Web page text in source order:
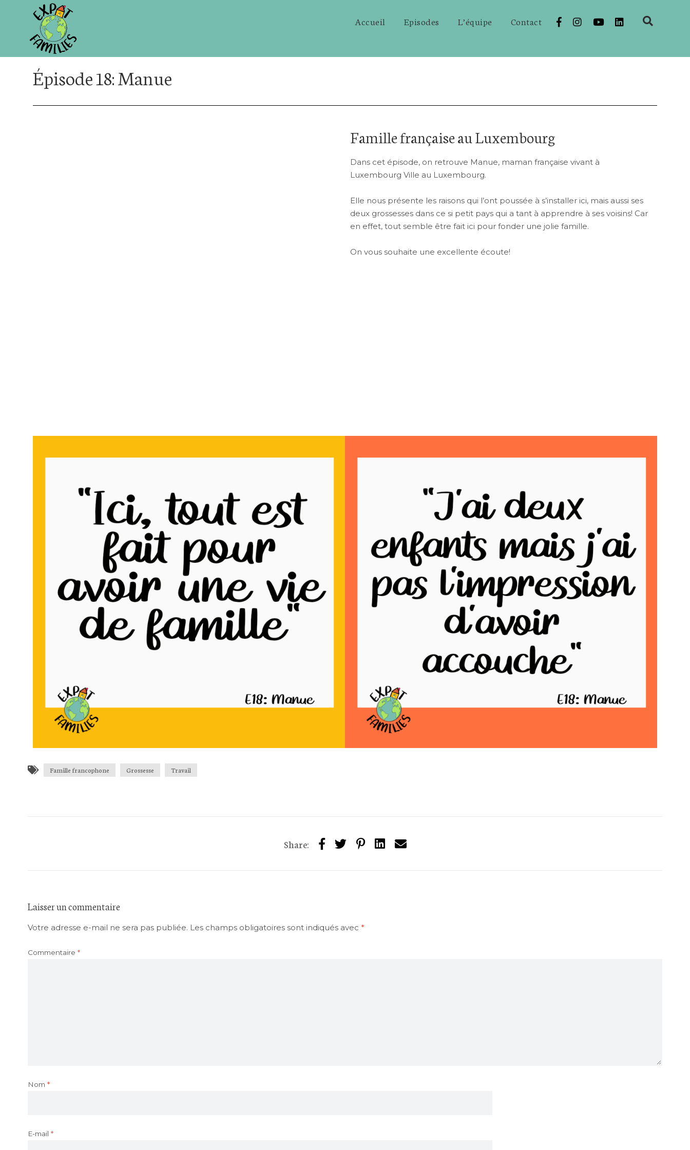
Accueil Episodes L’équipe Contact
Épisode 18: Manue
Famille française au Luxembourg
Dans cet épisode, on retrouve Manue, maman française vivant à
Luxembourg Ville au Luxembourg.
Elle nous présente les raisons qui l’ont poussée à s’installer ici, mais aussi ses
deux grossesses dans ce si petit pays qui a tant à apprendre à ses voisins! Car
en effet, tout semble être fait ici pour fonder une jolie famille.
On vous souhaite une excellente écoute!
Famille francophone Grossesse Travail
Share:
Laisser un commentaire
Votre adresse e-mail ne sera pas publiée. Les champs obligatoires sont indiqués avec *
Commentaire *
Nom *
E-mail *